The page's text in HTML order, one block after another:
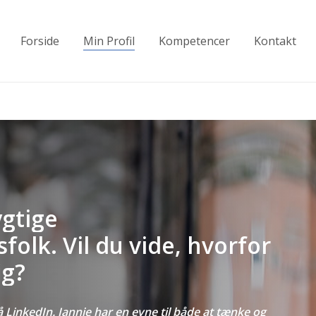
Forside Min Profil Kompetencer Kontakt
Vilduvide, hvorfor
Jannie har en evne til både at tænke og